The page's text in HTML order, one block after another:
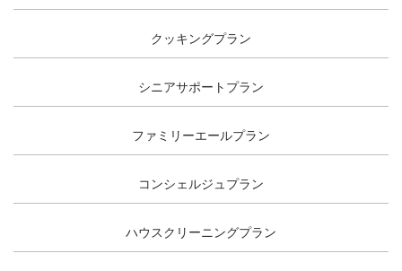
クッキングプラン
シニアサポートプラン
ファミリーエールプラン
コンシェルジュプラン
ハウスクリーニングプラン